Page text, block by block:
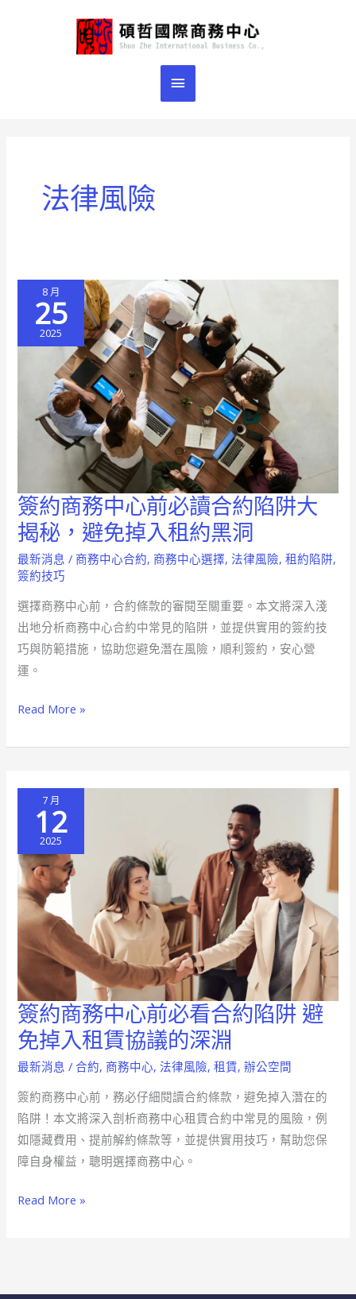
主
要
選
法律風險
8 月
25
2025
簽約商務中心前必讀合約陷阱大
揭秘，避免掉入租約黑洞
最新消息 / 商務中心合約, 商務中心選擇,法律風險,租約陷阱,
簽約技巧
選擇商務中心前，合約條款的審閱至關重要。本文將深入淺
出地分析商務中心合約中常見的陷阱，並提供實用的簽約技
巧與防範措施，協助您避免潛在風險，順利簽約，安心營
運。
簽
約
商
務
心
前
必
讀
約
免
掉
租
黑
洞
Read More »
7 月
12
2025
簽約商務中心前必看合約陷阱 避
免掉入租賃協議的深淵
最新消息 /合約, 商務中心,法律風險,租賃,辦公空間
簽約商務中心前，務必仔細閱讀合約條款，避免掉入潛在的
陷阱！本文將深入剖析商務中心租賃合約中常見的風險，例
如隱藏費用、提前解約條款等，並提供實用技巧，幫助您保
障自身權益，聰明選擇商務中心。
簽
約
商
務
中
心
前
必
合
Read More »